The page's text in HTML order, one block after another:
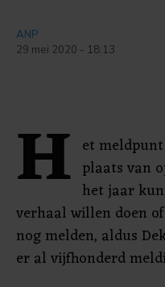
ANP
29 mei 2020 - 18:13
H et
plaats van
het jaar
verhaal willen doen
nog melden, aldus
er al vijfhonderd